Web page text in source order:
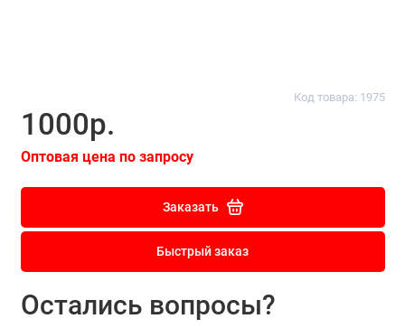
Код товара: 1975
1000р.
Оптовая цена по запросу
Заказать
Быстрый заказ
Остались вопросы?